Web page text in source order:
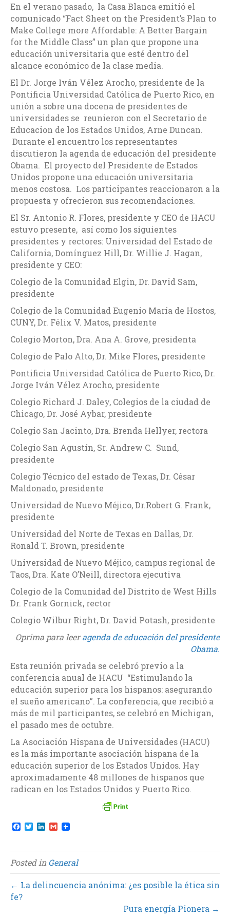
En el verano pasado, la Casa Blanca emitió el
comunicado “Fact Sheet on the President’s Plan to
Make College more Affordable: A Better Bargain
for the Middle Class” un plan que propone una
educación universitaria que esté dentro del
alcance económico de la clase media.
El Dr. Jorge Iván Vélez Arocho, presidente de la
Pontificia Universidad Católica de Puerto Rico, en
unión a sobre una docena de presidentes de
universidades se reunieron con el Secretario de
Educacion de los Estados Unidos, Arne Duncan.
Durante el encuentro los representantes
discutieron la agenda de educación del presidente
Obama. El proyecto del Presidente de Estados
Unidos propone una educación universitaria
menos costosa. Los participantes reaccionaron a la
propuesta y ofrecieron sus recomendaciones.
El Sr. Antonio R. Flores, presidente y CEO de HACU
estuvo presente, así como los siguientes
presidentes y rectores: Universidad del Estado de
California, Domínguez Hill, Dr. Willie J. Hagan,
presidente y CEO:
Colegio de la Comunidad Elgin, Dr. David Sam,
presidente
Colegio de la Comunidad Eugenio María de Hostos,
CUNY, Dr. Félix V. Matos, presidente
Colegio Morton, Dra. Ana A. Grove, presidenta
Colegio de Palo Alto, Dr. Mike Flores, presidente
Pontificia Universidad Católica de Puerto Rico, Dr.
Jorge Iván Vélez Arocho, presidente
Colegio Richard J. Daley, Colegios de la ciudad de
Chicago, Dr. José Aybar, presidente
Colegio San Jacinto, Dra. Brenda Hellyer, rectora
Colegio San Agustín, Sr. Andrew C. Sund,
presidente
Colegio Técnico del estado de Texas, Dr. César
Maldonado, presidente
Universidad de Nuevo Méjico, Dr.Robert G. Frank,
presidente
Universidad del Norte de Texas en Dallas, Dr.
Ronald T. Brown, presidente
Universidad de Nuevo Méjico, campus regional de
Taos, Dra. Kate O’Neill, directora ejecutiva
Colegio de la Comunidad del Distrito de West Hills
Dr. Frank Gornick, rector
Colegio Wilbur Right, Dr. David Potash, presidente
Oprima para leeragenda de educación del presidente
Obama.
Esta reunión privada se celebró previo a la
conferencia anual de HACU “Estimulando la
educación superior para los hispanos: asegurando
el sueño americano”. La conferencia, que recibió a
más de mil participantes, se celebró en Michigan,
el pasado mes de octubre.
La Asociación Hispana de Universidades (HACU)
es la más importante asociación hispana de la
educación superior de los Estados Unidos. Hay
aproximadamente 48 millones de hispanos que
radican en los Estados Unidos y Puerto Rico.
F
e
b
o
o
k
T
t
t
e
r
L
k
e
d
I
n
G
i
l
Posted inGeneral
← La delincuencia anónima: ¿es posible la ética sin
fe?
Pura energía Pionera →